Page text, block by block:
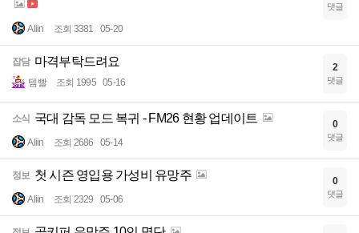
Aliin 조회 3381 05-20
댓글
잡담 마격부탁드려요
템빨 조회 1995 05-16
2
댓글
소식 국대 감독 모드 복귀 - FM26 현황 업데이트
Aliin 조회 2686 05-14
0
댓글
정보 첫 시즌 영입용 가성비 유망주
Aliin 조회 2329 05-06
0
댓글